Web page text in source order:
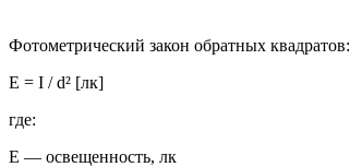
Фотометрический закон обратных квадратов:
E = I / d² [лк]
где:
E — освещенность, лк